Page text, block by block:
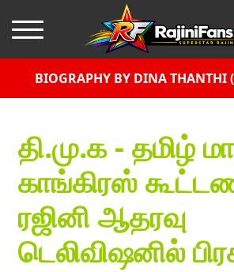
BIOGRAPHY BY DINA THANTHI
தி.மு.க - தமிழ்
காங்கிரஸ்
ரஜினி ஆதரவு
டெலிவிஷனில்